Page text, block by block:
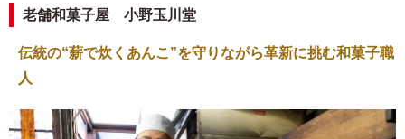
老舗和菓子屋 小野玉川堂
伝統の“薪で炊くあんこ”を守りながら革新に挑む和菓子職
人